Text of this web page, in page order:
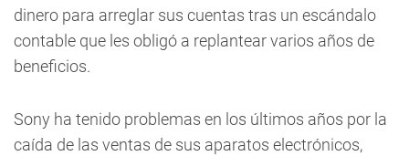
dinero para arreglar sus cuentas tras un escándalo
contable que les obligó a replantear varios años de
beneficios.
Sony ha tenido problemas en los últimos años por la
caída de las ventas de sus aparatos electrónicos,